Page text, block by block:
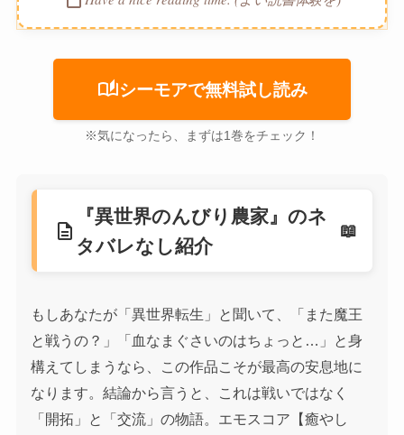
auto_storiesシーモアで無料試し読み
※気になったら、まずは1巻をチェック！
description
『異世界のんびり農家』のネ
タバレなし紹介
もしあなたが「異世界転生」と聞いて、「また魔王
と戦うの？」「血なまぐさいのはちょっと…」と身
構えてしまうなら、この作品こそが最高の安息地に
なります。結論から言うと、これは戦いではなく
「開拓」と「交流」の物語。エモスコア【癒やし